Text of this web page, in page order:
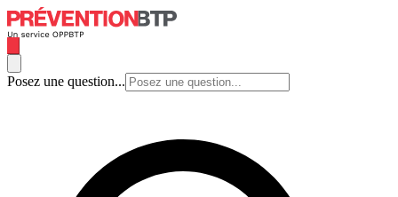
Posez une question...